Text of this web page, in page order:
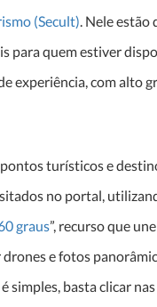
(Secult). Nele estão
para quem estiver
experiência, com alto
turísticos e
no portal,
graus”, recurso que
e fotos
simples, basta clicar